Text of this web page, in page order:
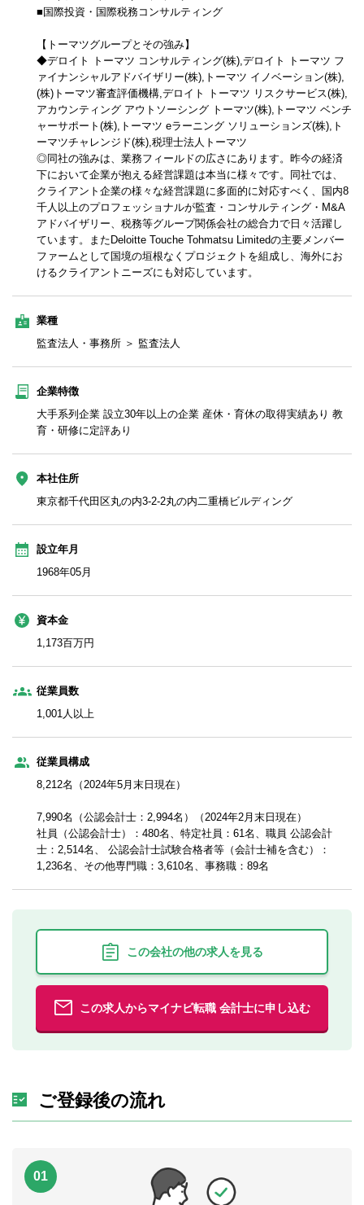
■国際投資・国際税務コンサルティング
【トーマツグループとその強み】
◆デロイト トーマツ コンサルティング(株),デロイト トーマツ フ
ァイナンシャルアドバイザリー(株),トーマツ イノベーション(株),
(株)トーマツ審査評価機構,デロイト トーマツ リスクサービス(株),
アカウンティング アウトソーシング トーマツ(株),トーマツ ベンチ
ャーサポート(株),トーマツ eラーニング ソリューションズ(株),ト
ーマツチャレンジド(株),税理士法人トーマツ
◎同社の強みは、業務フィールドの広さにあります。昨今の経済
下において企業が抱える経営課題は本当に様々です。同社では、
クライアント企業の様々な経営課題に多面的に対応すべく、国内8
千人以上のプロフェッショナルが監査・コンサルティング・M&A
アドバイザリー、税務等グループ関係会社の総合力で日々活躍し
ています。またDeloitte Touche Tohmatsu Limitedの主要メンバー
ファームとして国境の垣根なくプロジェクトを組成し、海外にお
けるクライアントニーズにも対応しています。
業種
監査法人・事務所 ＞ 監査法人
企業特徴
大手系列企業 設立30年以上の企業 産休・育休の取得実績あり 教
育・研修に定評あり
本社住所
東京都千代田区丸の内3‐2‐2丸の内二重橋ビルディング
設立年月
1968年05月
資本金
1,173百万円
従業員数
1,001人以上
従業員構成
8,212名（2024年5月末日現在）
7,990名（公認会計士：2,994名）（2024年2月末日現在）
社員（公認会計士）：480名、特定社員：61名、職員 公認会計
士：2,514名、 公認会計士試験合格者等（会計士補を含む）：
1,236名、その他専門職：3,610名、事務職：89名
この会社の他の求人を見る
この求人からマイナビ転職 会計士に申し込む
ご登録後の流れ
01